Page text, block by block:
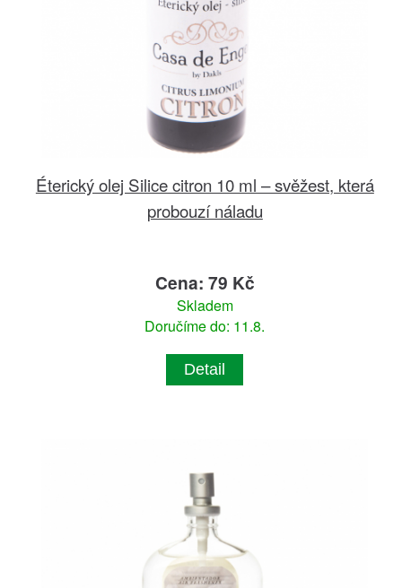
Éterický olej Silice citron 10 ml – svěžest, která
probouzí náladu
Cena: 79 Kč
Skladem
Doručíme do: 11.8.
Detail